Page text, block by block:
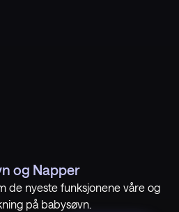
og Napper
de nyeste funksjonene våre og
på babysøvn.